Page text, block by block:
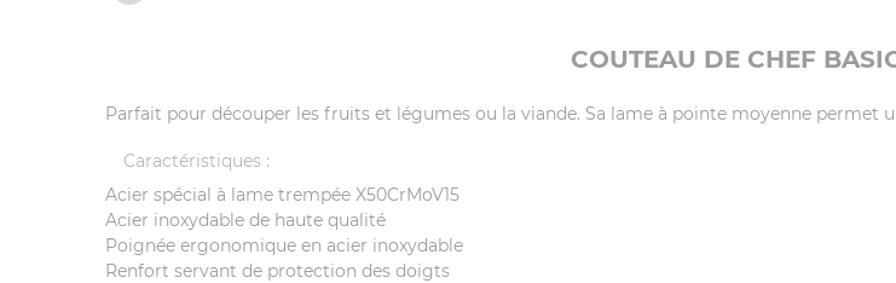
COUTEAU DE CHEF
Parfait pour découper les fruits et légumes ou la viande. Sa lame à pointe moyenne permet
Caractéristiques :
Acier spécial à lame trempée X50CrMoV15
Acier inoxydable de haute qualité
Poignée ergonomique en acier inoxydable
Renfort servant de protection des doigts